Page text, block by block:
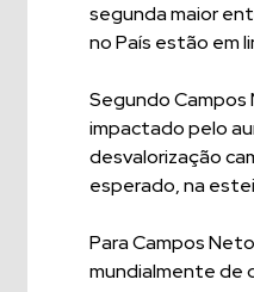
segunda maior
no País estão em
Segundo Campos
impactado pelo
desvalorização
esperado, na
Para Campos
mundialmente de